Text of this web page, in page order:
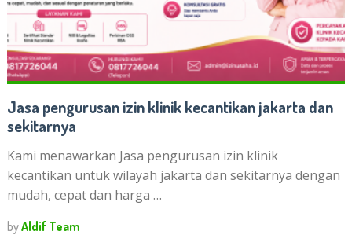
Jasa pengurusan izin klinik kecantikan jakarta dan
sekitarnya
Kami menawarkan Jasa pengurusan izin klinik
kecantikan untuk wilayah jakarta dan sekitarnya dengan
mudah, cepat dan harga …
byAldif Team